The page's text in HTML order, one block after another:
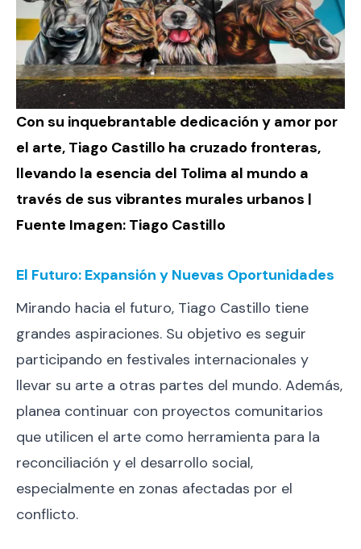
Con su inquebrantable dedicación y amor por
el arte, Tiago Castillo ha cruzado fronteras,
llevando la esencia del Tolima al mundo a
través de sus vibrantes murales urbanos |
Fuente Imagen: Tiago Castillo
El Futuro: Expansión y Nuevas Oportunidades
Mirando hacia el futuro, Tiago Castillo tiene
grandes aspiraciones. Su objetivo es seguir
participando en festivales internacionales y
llevar su arte a otras partes del mundo. Además,
planea continuar con proyectos comunitarios
que utilicen el arte como herramienta para la
reconciliación y el desarrollo social,
especialmente en zonas afectadas por el
conflicto.